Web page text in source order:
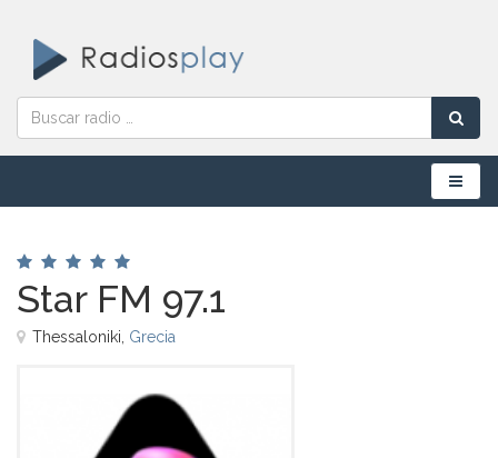
Menú
Star FM 97.1
Thessaloniki, Grecia